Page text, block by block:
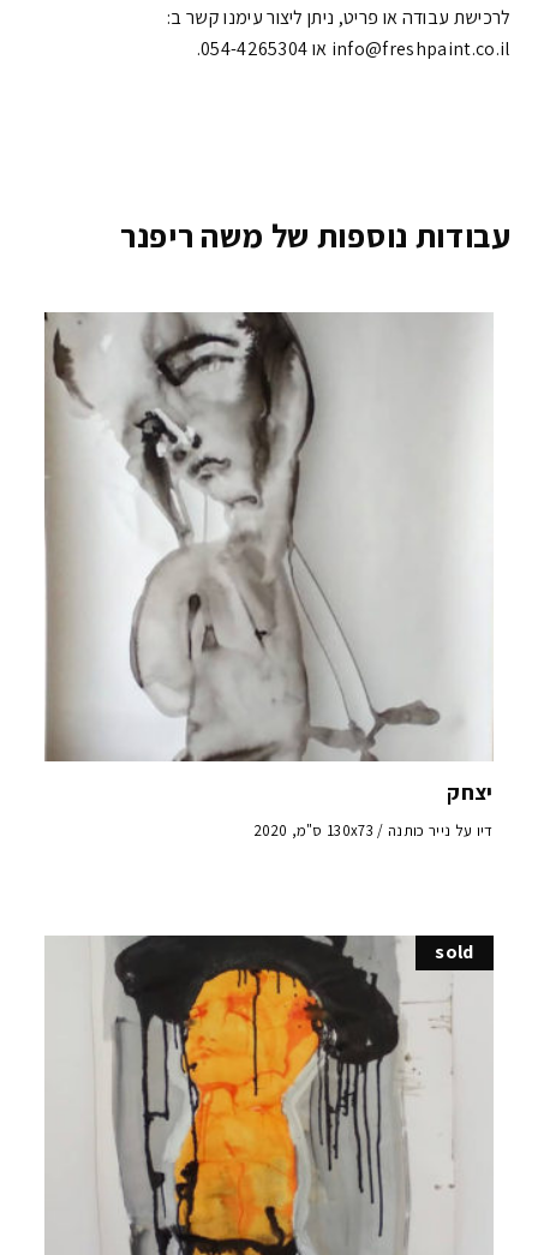
לרכישת עבודה או פריט, ניתן ליצור עימנו קשר ב:
info@freshpaint.co.il‏ או 054-4265304.
עבודות נוספות של משה ריפנר
יצחק
דיו על נייר כותנה / 130x73 ס"מ, 2020
sold